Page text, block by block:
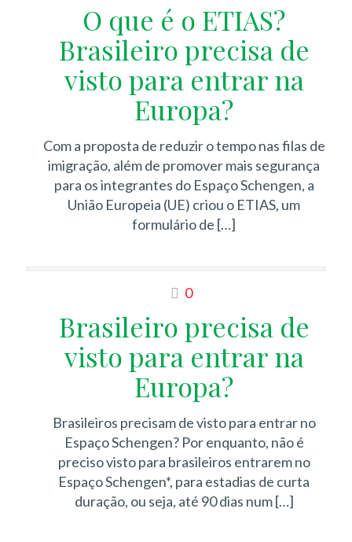
O que é o ETIAS?
Brasileiro precisa de
visto para entrar na
Europa?
Com a proposta de reduzir o tempo nas filas de
imigração, além de promover mais segurança
para os integrantes do Espaço Schengen, a
União Europeia (UE) criou o ETIAS, um
formulário de […]
0
Brasileiro precisa de
visto para entrar na
Europa?
Brasileiros precisam de visto para entrar no
Espaço Schengen? Por enquanto, não é
preciso visto para brasileiros entrarem no
Espaço Schengen*, para estadias de curta
duração, ou seja, até 90 dias num[…]